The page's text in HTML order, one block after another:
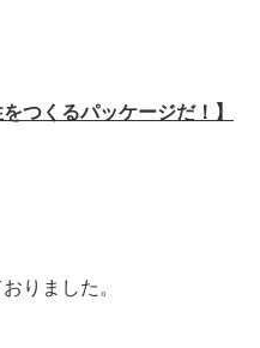
つくるパッケージだ！】
りました。